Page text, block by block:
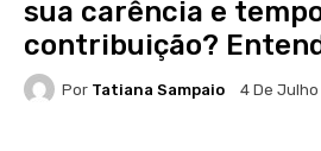
sua carência e
contribuição?
Por Tatiana Sampaio 4 De